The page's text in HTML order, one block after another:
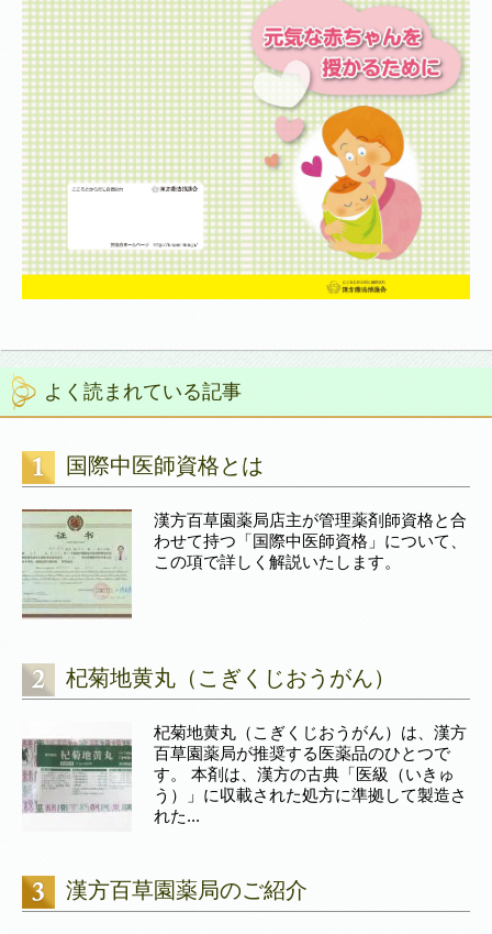
よく読まれている記事
国際中医師資格とは
漢方百草園薬局店主が管理薬剤師資格と合
わせて持つ「国際中医師資格」について、
この項で詳しく解説いたします。
杞菊地黄丸（こぎくじおうがん）
杞菊地黄丸（こぎくじおうがん）は、漢方
百草園薬局が推奨する医薬品のひとつで
す。 本剤は、漢方の古典「医級（いきゅ
う）」に収載された処方に準拠して製造さ
れた...
漢方百草園薬局のご紹介